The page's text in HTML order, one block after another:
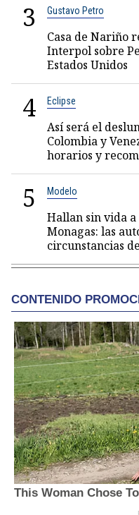
3 Gustavo Petro
Casa de Nariño
Interpol sobre
Estados Unidos
4 Eclipse
Así será el
Colombia y
horarios y
5 Modelo
Hallan sin vida
Monagas: las
circunstancias